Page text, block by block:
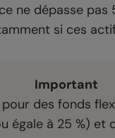
ne dépasse
si ces
Important
des fonds
égale à 25 %)